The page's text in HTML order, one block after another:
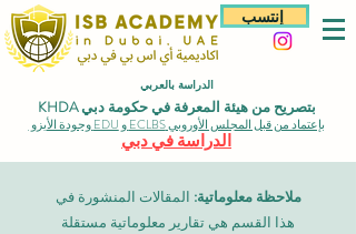
إنتسب
الدراسة بالعربي
بتصريح من هيئة المعرفة في حكومة دبي KHDA
بإعتماد من قبل المجلس الأوروبي ECLBS و EDU وجودة الأيزو
الدراسة في دبي
ملاحظة معلوماتية: المقالات المنشورة في
هذا القسم هي تقارير معلوماتية مستقلة